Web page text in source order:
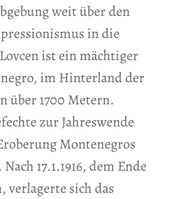
weit über den
in die
ist ein mächtiger
im Hinterland der
über 1700 Metern.
zur Jahreswende
Montenegros
17.1.1916, dem Ende
sich das